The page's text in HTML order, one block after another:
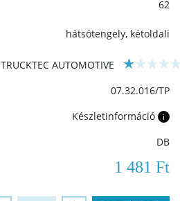
62
hátsótengely, kétoldali
TRUCKTEC AUTOMOTIVE
07.32.016/TP
Készletinformáció i
DB
1 481 Ft